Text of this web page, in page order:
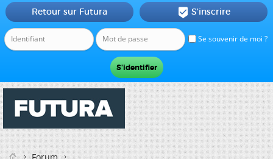
Se souvenir de moi ?
Retour sur Futura  S'inscrire